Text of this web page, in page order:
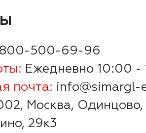
500-69-96
Ежедневно 10:00 -
почта: info@simargl-
Москва, Одинцово,
29к3